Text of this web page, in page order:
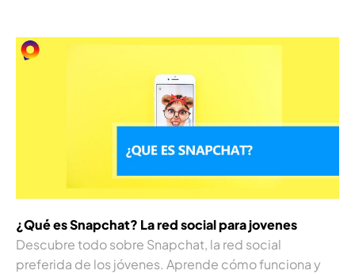
¿Qué es Snapchat? La red social para jovenes
Descubre todo sobre Snapchat, la red social
preferida de los jóvenes. Aprende cómo funciona y